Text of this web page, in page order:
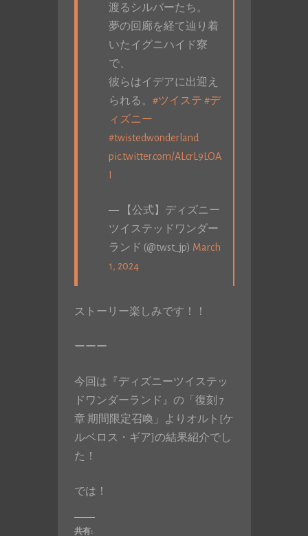
渡るシルバーたち。
夢の回廊を経て辿り着
いたイグニハイド寮
で、
彼らはイデアに出迎え
られる。 #ツイステ #デ
ィズニー
#twistedwonderland
pic.twitter.com/ALcrL9LOA
— 【公式】ディズニー
ツイステッドワンダー
ランド (@twst_jp) March
1, 2024
ストーリー楽しみです！！
ーーー
今回は『ディズニーツイステッ
ドワンダーランド』の「復刻 7
章 期間限定召喚」よりオルト[ケ
ルベロス・ギア]の結果紹介でし
た！
では！
共有: